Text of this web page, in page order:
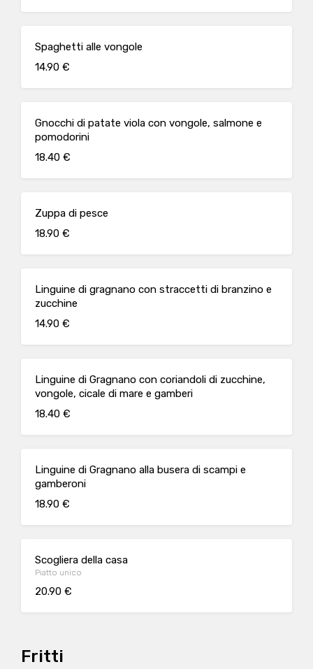
Spaghetti alle vongole
14.90 €
Gnocchi di patate viola con vongole, salmone e
pomodorini
18.40 €
Zuppa di pesce
18.90 €
Linguine di gragnano con straccetti di branzino e
zucchine
14.90 €
Linguine di Gragnano con coriandoli di zucchine,
vongole, cicale di mare e gamberi
18.40 €
Linguine di Gragnano alla busera di scampi e
gamberoni
18.90 €
Scogliera della casa
Piatto unico
20.90 €
Fritti